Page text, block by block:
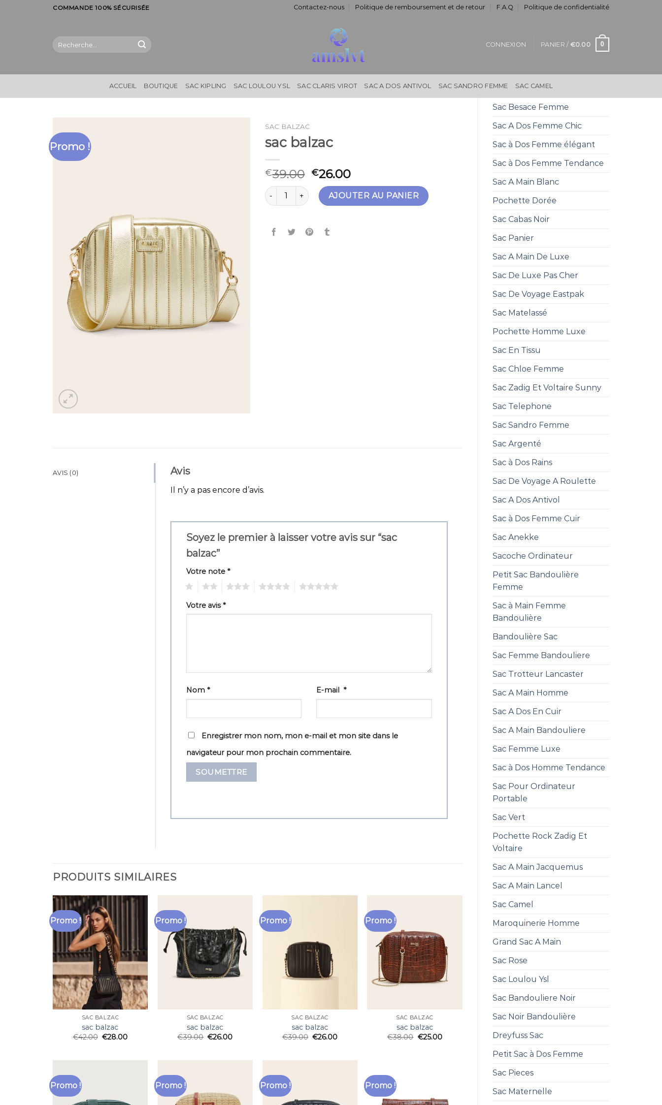
COMMANDE 100% SÉCURISÉE Contactez-nous Politique de remboursement et de retour F.A.Q Politique de confidentialité
Recherche
pour :
CONNEXION PANIER / €0.00 0
ACCUEIL BOUTIQUE SAC KIPLING SAC LOULOU YSL SAC CLARIS VIROT SAC A DOS ANTIVOL SAC SANDRO FEMME SAC CAMEL
Sac Besace Femme
Sac A Dos Femme Chic
Sac à Dos Femme élégant
Sac à Dos Femme Tendance
Sac A Main Blanc
Pochette Dorée
Sac Cabas Noir
Sac Panier
Sac A Main De Luxe
Sac De Luxe Pas Cher
Sac De Voyage Eastpak
Sac Matelassé
Pochette Homme Luxe
Sac En Tissu
Sac Chloe Femme
Sac Zadig Et Voltaire Sunny
Sac Telephone
Sac Sandro Femme
Sac Argenté
Sac à Dos Rains
Sac De Voyage A Roulette
Sac A Dos Antivol
Sac à Dos Femme Cuir
Sac Anekke
Sacoche Ordinateur
Petit Sac Bandoulière
Femme
Sac à Main Femme
Bandoulière
Bandoulière Sac
Sac Femme Bandouliere
Sac Trotteur Lancaster
Sac A Main Homme
Sac A Dos En Cuir
Sac A Main Bandouliere
Sac Femme Luxe
Sac à Dos Homme Tendance
Sac Pour Ordinateur
Portable
Sac Vert
Pochette Rock Zadig Et
Voltaire
Sac A Main Jacquemus
Sac A Main Lancel
Sac Camel
Maroquinerie Homme
Grand Sac A Main
Sac Rose
Sac Loulou Ysl
Sac Bandouliere Noir
Sac Noir Bandoulière
Dreyfuss Sac
Petit Sac à Dos Femme
Sac Pieces
Sac Maternelle
Promo !
SAC BALZAC
sac balzac
€39.00 €26.00
quantité de sac balzacAJOUTER AU PANIER
AVIS (0) Avis
Il n’y a pas encore d’avis.
Soyez le premier à laisser votre avis sur “sac
balzac”
Votre note *
Votre avis*
Nom * E-mail*
Enregistrer mon nom, mon e-mail et mon site dans le
navigateur pour mon prochain commentaire.
PRODUITS SIMILAIRES
Promo !
SAC BALZAC
sac balzac
€42.00 €28.00
Promo !
SAC BALZAC
sac balzac
€39.00 €26.00
Promo !
SAC BALZAC
sac balzac
€39.00 €26.00
Promo !
SAC BALZAC
sac balzac
€38.00 €25.00
Promo ! Promo ! Promo ! Promo !